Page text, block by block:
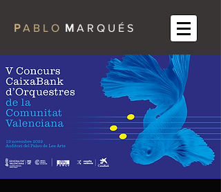
PA B L O M A R Q U É S